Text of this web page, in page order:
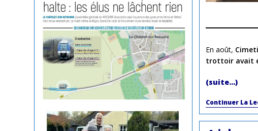
En août,
trottoir avait
(suite…)
Continuer La